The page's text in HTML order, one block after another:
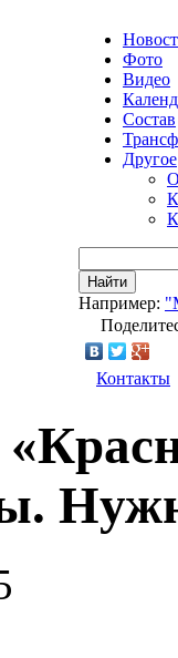
Фото
Видео
Состав
Другое
Найти
Например:
Контакты